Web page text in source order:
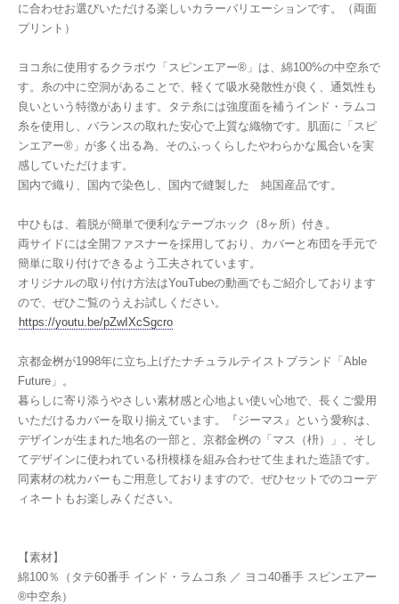
に合わせお選びいただける楽しいカラーバリエーションです。（両面
プリント）
ヨコ糸に使用するクラボウ「スピンエアー®」は、綿100%の中空糸で
す。糸の中に空洞があることで、軽くて吸水発散性が良く、通気性も
良いという特徴があります。タテ糸には強度面を補うインド・ラムコ
糸を使用し、バランスの取れた安心で上質な織物です。肌面に「スピ
ンエアー®」が多く出る為、そのふっくらしたやわらかな風合いを実
感していただけます。
国内で織り、国内で染色し、国内で縫製した 純国産品です。
中ひもは、着脱が簡単で便利なテープホック（8ヶ所）付き。
両サイドには全開ファスナーを採用しており、カバーと布団を手元で
簡単に取り付けできるよう工夫されています。
オリジナルの取り付け方法はYouTubeの動画でもご紹介しております
ので、ぜひご覧のうえお試しください。
https://youtu.be/pZwIXcSgcro
京都金桝が1998年に立ち上げたナチュラルテイストブランド「Able
Future」。
暮らしに寄り添うやさしい素材感と心地よい使い心地で、長くご愛用
いただけるカバーを取り揃えています。『ジーマス』という愛称は、
デザインが生まれた地名の一部と、京都金桝の「マス（枡）」、そし
てデザインに使われている枡模様を組み合わせて生まれた造語です。
同素材の枕カバーもご用意しておりますので、ぜひセットでのコーデ
ィネートもお楽しみください。
【素材】
綿100％（タテ60番手 インド・ラムコ糸 ／ ヨコ40番手 スピンエアー
®中空糸）